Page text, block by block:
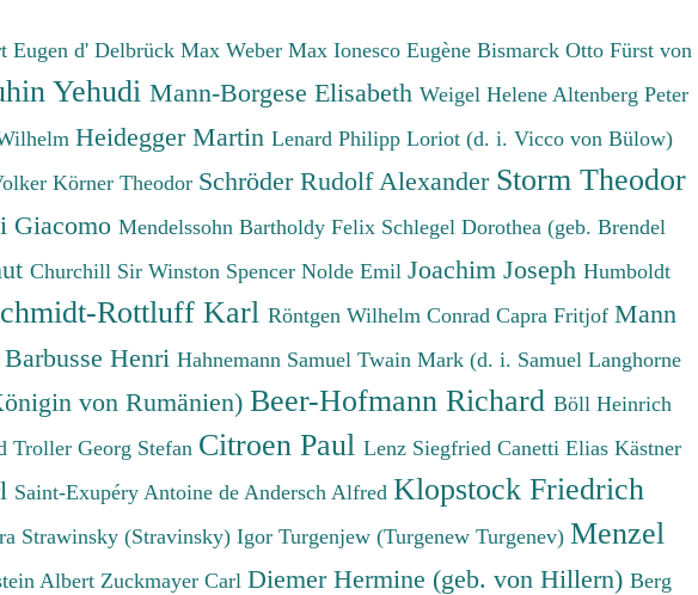
Eugen d'Delbrück MaxWeber MaxIonesco EugèneBismarck Otto Fürst von
Yehudi Mann-Borgese Elisabeth Weigel Helene Altenberg Peter
Heidegger Martin Lenard Philipp Loriot (d. i. Vicco von Bülow)
Körner Theodor Schröder Rudolf Alexander Storm Theodor
Giacomo Mendelssohn Bartholdy Felix Schlegel Dorothea (geb. Brendel
Churchill Sir Winston Spencer Nolde Emil Joachim Joseph Humboldt
Rottluff Karl Röntgen Wilhelm Conrad Capra Fritjof Mann
Barbusse Henri Hahnemann Samuel Twain Mark (d. i. Samuel Langhorne
von Rumänien) Beer-Hofmann Richard Böll Heinrich
Troller Georg Stefan Citroen Paul Lenz Siegfried Canetti Elias Kästner
Saint-Exupéry Antoine de Andersch Alfred Klopstock Friedrich
Strawinsky (Stravinsky) Igor Turgenjew (Turgenew Turgenev) Menzel
Albert Zuckmayer Carl Diemer Hermine (geb. von Hillern) Berg